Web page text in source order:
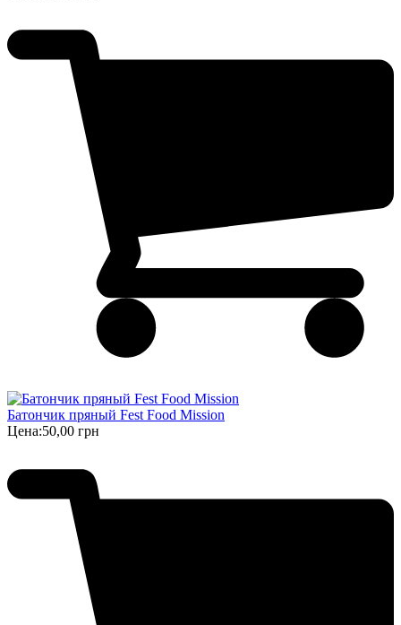
Батончик пряный Fest Food Mission
Цена:50,00 грн